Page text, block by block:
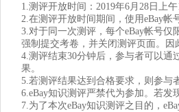
1.测评开放时间：2019年6月28日上
2.在测评开放时间期间，使用eBay帐
3.对于同一次测评，每个eBay帐号
强制提交考卷，并关闭测评页面。
4.测评结束30分钟后，参与者可以通
果。
5.若测评结果达到合格要求，则参与
6.eBay知识测评严禁代为参加。若
7.为了本次eBay知识测评之目的，